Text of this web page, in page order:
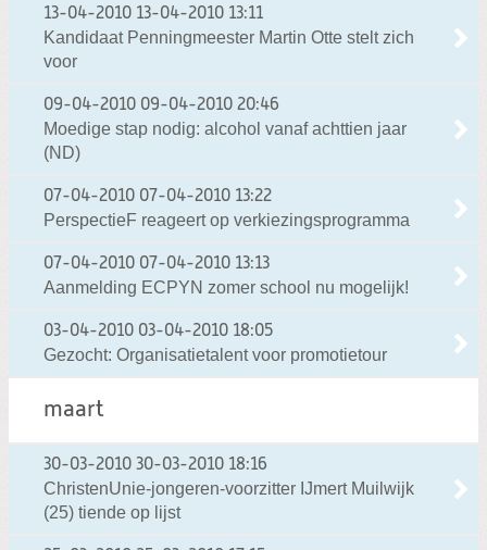
13-04-2010 13-04-2010 13:11
Kandidaat Penningmeester Martin Otte stelt zich
voor
09-04-2010 09-04-2010 20:46
Moedige stap nodig: alcohol vanaf achttien jaar
(ND)
07-04-2010 07-04-2010 13:22
PerspectieF reageert op verkiezingsprogramma
07-04-2010 07-04-2010 13:13
Aanmelding ECPYN zomer school nu mogelijk!
03-04-2010 03-04-2010 18:05
Gezocht: Organisatietalent voor promotietour
maart
30-03-2010 30-03-2010 18:16
ChristenUnie-jongeren-voorzitter IJmert Muilwijk
(25) tiende op lijst